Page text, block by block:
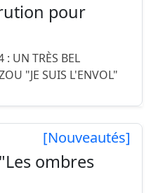
pour
UN TRÈS BEL
"JE SUIS L'ENVOL"
[Nouveautés]
ombres